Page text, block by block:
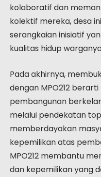
kolaboratif dan
kolektif mereka, desa
serangkaian inisiatif
kualitas hidup
Pada akhirnya,
dengan MPO212
pembangunan
melalui pendekatan
memberdayakan
kepemilikan atas
MPO212 membantu
dan kepemilikan yang